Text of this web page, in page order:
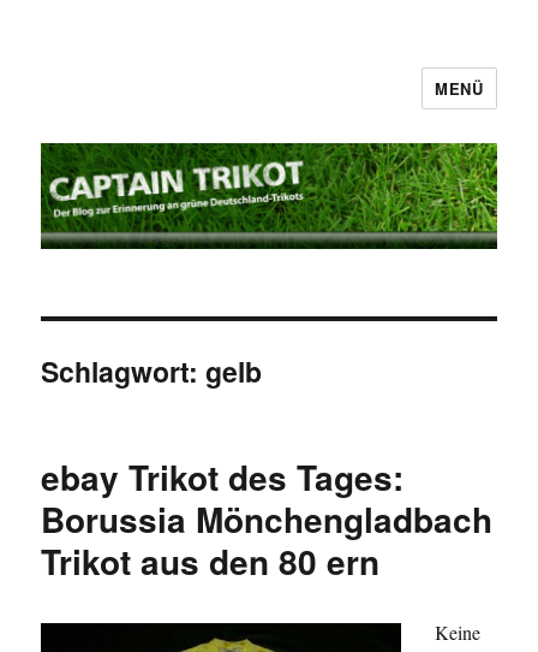
MENÜ
Schlagwort:gelb
ebay Trikot des Tages:
Borussia Mönchengladbach
Trikot aus den 80 ern
Keine